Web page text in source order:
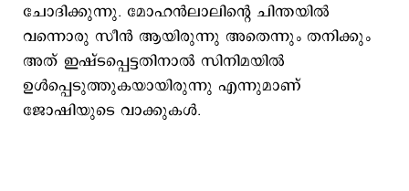
ചോദിക്കുന്നു. മോഹന്‍ലാലിന്‍റെ ചിന്തയില്‍
വന്നൊരു സീന്‍ ആയിരുന്നു അതെന്നും തനിക്കും
അത് ഇഷ്ടപ്പെട്ടതിനാല്‍ സിനിമയില്‍
ഉള്‍പ്പെടുത്തുകയായിരുന്നു എന്നുമാണ്
ജോഷിയുടെ വാക്കുകള്‍.